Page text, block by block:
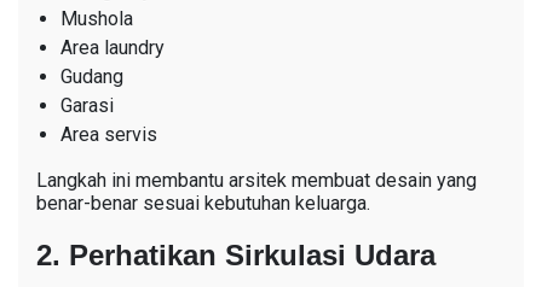
Mushola
Area laundry
Gudang
Garasi
Area servis
Langkah ini membantu arsitek membuat desain yang
benar-benar sesuai kebutuhan keluarga.
2. Perhatikan Sirkulasi Udara